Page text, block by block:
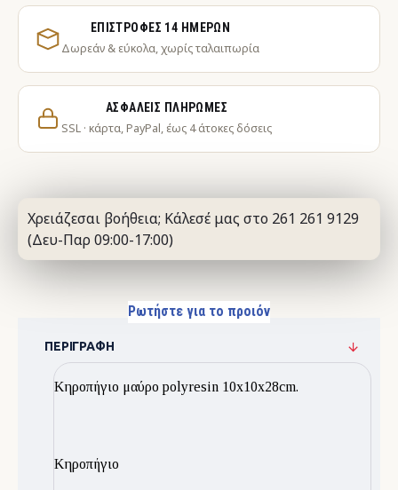
ΕΠΙΣΤΡΟΦΈΣ 14 ΗΜΕΡΏΝ
Δωρεάν & εύκολα, χωρίς ταλαιπωρία
ΑΣΦΑΛΕΊΣ ΠΛΗΡΩΜΈΣ
SSL · κάρτα, PayPal, έως 4 άτοκες δόσεις
Χρειάζεσαι βοήθεια; Κάλεσέ μας στο 261 261 9129
(Δευ-Παρ 09:00-17:00)
Ρωτήστε για το προιόν
ΠΕΡΙΓΡΑΦΉ
Κηροπήγιο μαύρο polyresin 10x10x28cm.
Κηροπήγιο